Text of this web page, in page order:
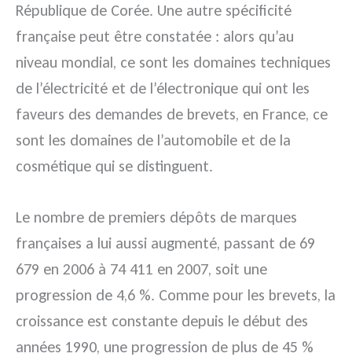
République de Corée. Une autre spécificité
française peut être constatée : alors qu’au
niveau mondial, ce sont les domaines techniques
de l’électricité et de l’électronique qui ont les
faveurs des demandes de brevets, en France, ce
sont les domaines de l’automobile et de la
cosmétique qui se distinguent.
Le nombre de premiers dépôts de marques
françaises a lui aussi augmenté, passant de 69
679 en 2006 à 74 411 en 2007, soit une
progression de 4,6 %. Comme pour les brevets, la
croissance est constante depuis le début des
années 1990, une progression de plus de 45 %